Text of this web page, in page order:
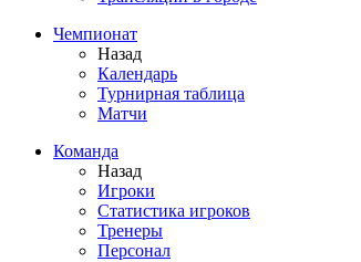
Чемпионат
Назад
Календарь
Турнирная таблица
Матчи
Команда
Назад
Игроки
Статистика игроков
Тренеры
Персонал